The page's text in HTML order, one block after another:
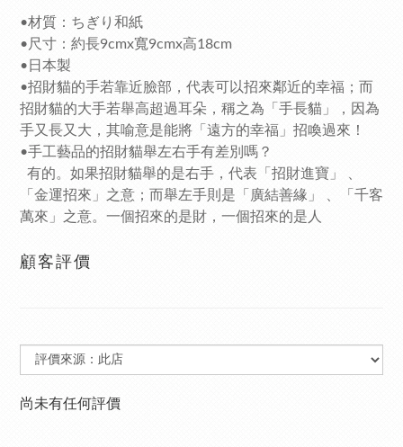
•材質：ちぎり和紙
•尺寸：約長9cmx寬9cmx高18cm
•日本製
•招財貓的手若靠近臉部，代表可以招來鄰近的幸福；而
招財貓的大手若舉高超過耳朵，稱之為「手長貓」，因為
手又長又大，其喻意是能將「遠方的幸福」招喚過來！
•手工藝品的招財貓舉左右手有差別嗎？
有的。如果招財貓舉的是右手，代表「招財進寶」 、
「金運招來」之意；而舉左手則是「廣結善緣」 、「千客
萬來」之意。一個招來的是財，一個招來的是人
顧客評價
尚未有任何評價